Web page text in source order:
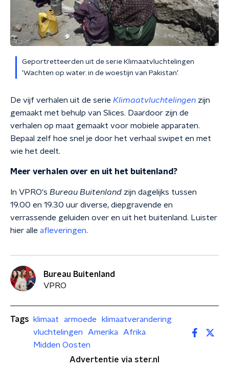
Geportretteerden uit de serie Klimaatvluchtelingen
'Wachten op water. in de woestijn van Pakistan'.
De vijf verhalen uit de serie Klimaatvluchtelingen zijn
gemaakt met behulp van Slices. Daardoor zijn de
verhalen op maat gemaakt voor mobiele apparaten.
Bepaal zelf hoe snel je door het verhaal swipet en met
wie het deelt.
Meer verhalen over en uit het buitenland?
In VPRO's Bureau Buitenland zijn dagelijks tussen
19.00 en 19.30 uur diverse, diepgravende en
verrassende geluiden over en uit het buitenland. Luister
hier alle afleveringen.
Bureau Buitenland
VPRO
Tags klimaat armoede
klimaatverandering
vluchtelingen
Amerika
Afrika
Midden Oosten
Advertentie via ster.nl